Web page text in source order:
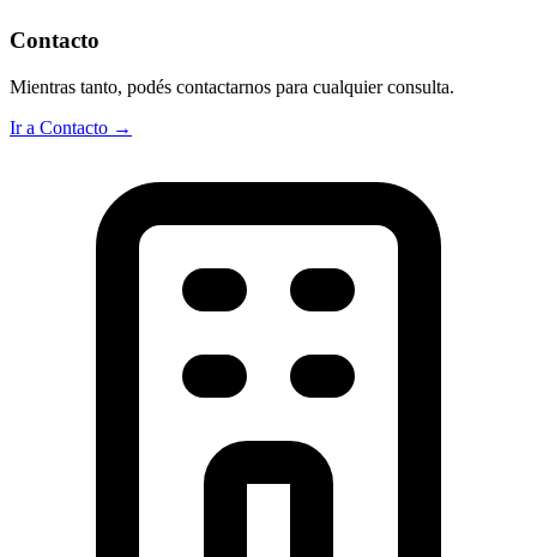
Contacto
Mientras tanto, podés contactarnos para cualquier consulta.
Ir a Contacto →